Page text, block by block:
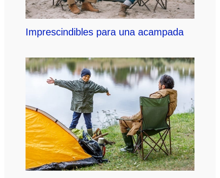
Imprescindibles para una acampada